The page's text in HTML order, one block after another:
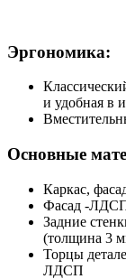
Эргономика:
и удобная в
Основные
Каркас,
Фасад -
Задние
(толщина 3
Торцы
ЛДСП